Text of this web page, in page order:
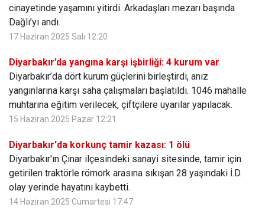
cinayetinde yaşamını yitirdi. Arkadaşları mezarı başında
Dağlı’yı andı.
17 Haziran 2025 Salı 12:20
Diyarbakır’da yangına karşı işbirliği: 4 kurum var
Diyarbakır’da dört kurum güçlerini birleştirdi, anız
yangınlarına karşı saha çalışmaları başlatıldı. 1046 mahalle
muhtarına eğitim verilecek, çiftçilere uyarılar yapılacak.
15 Haziran 2025 Pazar 12:21
Diyarbakır'da korkunç tamir kazası: 1 ölü
Diyarbakır'ın Çınar ilçesindeki sanayi sitesinde, tamir için
getirilen traktörle römork arasına sıkışan 28 yaşındaki İ.D.
olay yerinde hayatını kaybetti.
14 Haziran 2025 Cumartesi 17:47